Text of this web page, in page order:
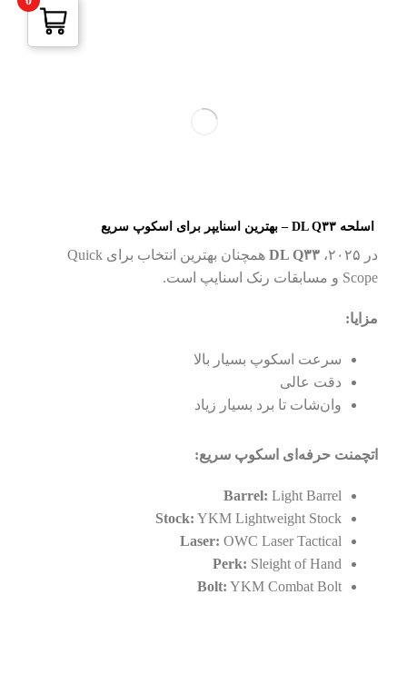
اسلحه DL Q۳۳ – بهترین اسنایپر برای اسکوپ سریع
در ۲۰۲۵، DL Q۳۳
همچنان بهترین انتخاب برای Quick
Scope و مسابقات رنک اسنایپ است.
مزایا:
سرعت اسکوپ بسیار بالا
دقت عالی
وان‌شات تا برد بسیار زیاد
اتچمنت حرفه‌ای اسکوپ سریع:
Barrel: Light Barrel
Stock: YKM Lightweight Stock
Laser: OWC Laser Tactical
Perk: Sleight of Hand
Bolt: YKM Combat Bolt